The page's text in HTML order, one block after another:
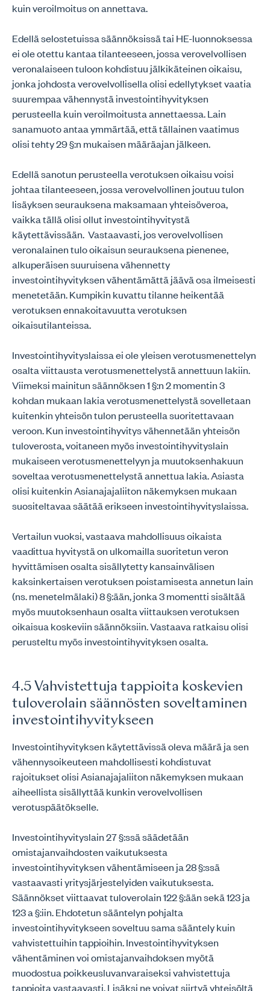
kuin veroilmoitus on annettava.
Edellä selostetuissa säännöksissä tai HE-luonnoksessa
ei ole otettu kantaa tilanteeseen, jossa verovelvollisen
veronalaiseen tuloon kohdistuu jälkikäteinen oikaisu,
jonka johdosta verovelvollisella olisi edellytykset vaatia
suurempaa vähennystä investointihyvityksen
perusteella kuin veroilmoitusta annettaessa. Lain
sanamuoto antaa ymmärtää, että tällainen vaatimus
olisi tehty 29 §:n mukaisen määräajan jälkeen.
Edellä sanotun perusteella verotuksen oikaisu voisi
johtaa tilanteeseen, jossa verovelvollinen joutuu tulon
lisäyksen seurauksena maksamaan yhteisöveroa,
vaikka tällä olisi ollut investointihyvitystä
käytettävissään. Vastaavasti, jos verovelvollisen
veronalainen tulo oikaisun seurauksena pienenee,
alkuperäisen suuruisena vähennetty
investointihyvityksen vähentämättä jäävä osa ilmeisesti
menetetään. Kumpikin kuvattu tilanne heikentää
verotuksen ennakoitavuutta verotuksen
oikaisutilanteissa.
Investointihyvityslaissa ei ole yleisen verotusmenettelyn
osalta viittausta verotusmenettelystä annettuun lakiin.
Viimeksi mainitun säännöksen 1 §:n 2 momentin 3
kohdan mukaan lakia verotusmenettelystä sovelletaan
kuitenkin yhteisön tulon perusteella suoritettavaan
veroon. Kun investointihyvitys vähennetään yhteisön
tuloverosta, voitaneen myös investointihyvityslain
mukaiseen verotusmenettelyyn ja muutoksenhakuun
soveltaa verotusmenettelystä annettua lakia. Asiasta
olisi kuitenkin Asianajajaliiton näkemyksen mukaan
suositeltavaa säätää erikseen investointihyvityslaissa.
Vertailun vuoksi, vastaava mahdollisuus oikaista
vaadittua hyvitystä on ulkomailla suoritetun veron
hyvittämisen osalta sisällytetty kansainvälisen
kaksinkertaisen verotuksen poistamisesta annetun lain
(ns. menetelmälaki) 8 §:ään, jonka 3 momentti sisältää
myös muutoksenhaun osalta viittauksen verotuksen
oikaisua koskeviin säännöksiin. Vastaava ratkaisu olisi
perusteltu myös investointihyvityksen osalta.
4.5 Vahvistettuja tappioita koskevien
tuloverolain säännösten soveltaminen
investointihyvitykseen
Investointihyvityksen käytettävissä oleva määrä ja sen
vähennysoikeuteen mahdollisesti kohdistuvat
rajoitukset olisi Asianajajaliiton näkemyksen mukaan
aiheellista sisällyttää kunkin verovelvollisen
verotuspäätökselle.
Investointihyvityslain 27 §:ssä säädetään
omistajanvaihdosten vaikutuksesta
investointihyvityksen vähentämiseen ja 28 §:ssä
vastaavasti yritysjärjestelyiden vaikutuksesta.
Säännökset viittaavat tuloverolain 122 §:ään sekä 123 ja
123 a §:iin. Ehdotetun sääntelyn pohjalta
investointihyvitykseen soveltuu sama sääntely kuin
vahvistettuihin tappioihin. Investointihyvityksen
vähentäminen voi omistajanvaihdoksen myötä
muodostua poikkeusluvanvaraiseksi vahvistettuja
tappioita vastaavasti. Lisäksi ne voivat siirtyä yhteisöltä